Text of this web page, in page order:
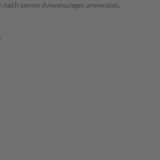
seinen Anweisungen anwenden.